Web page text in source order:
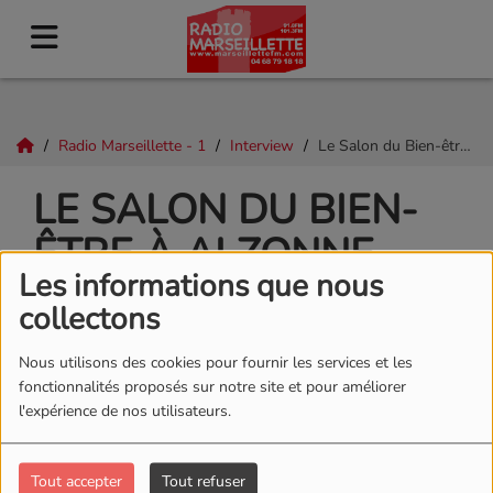
Les informations que nous
collectons
Nous utilisons des cookies pour fournir les services et les
fonctionnalités proposés sur notre site et pour améliorer
l'expérience de nos utilisateurs.
Tout accepter Tout refuser
Radio Marseillette - 1 Interview Le Salon du Bien-être à Alzonne
LE SALON DU BIEN-
ÊTRE À ALZONNE